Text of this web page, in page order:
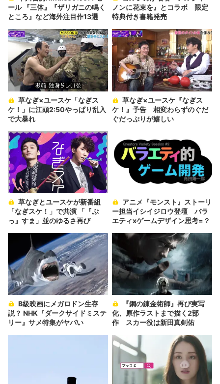
ール 『三体』『ザリガニの鳴く
ところ』など海外注目作13選
ノンに花束を』とコラボ 限定
特典付き書籍発売
ケ！」に江頭2:50やっぱり乱入
で大暴れ
ケ！』予告 相変わらずのぐだ
ぐだっぷりが嬉しい
「なぎスケ！」で共演 「『ぷ
っ』すま」並のゆるさ再び
ー担当イシイジロウ登壇 バラ
エティxゲームデザイン思考=？
説？ NHK『ダークサイドミステ
リー』サメ特集がヤバい
化、原作ラストまで描く2部
作 スカー役は新田真剣佑